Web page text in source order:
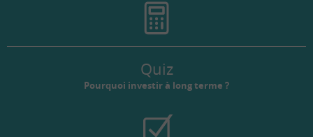
Quiz
Pourquoi investir à long terme ?